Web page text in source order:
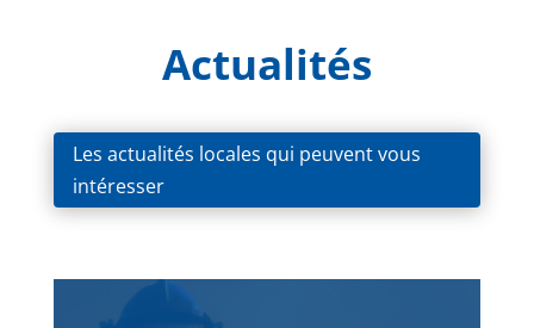
Actualités
Les actualités locales qui peuvent vous
intéresser